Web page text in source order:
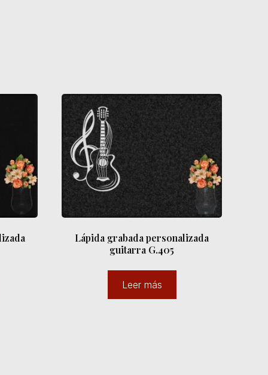
Lápida grabada personalizada
guitarra G.405
Leer más